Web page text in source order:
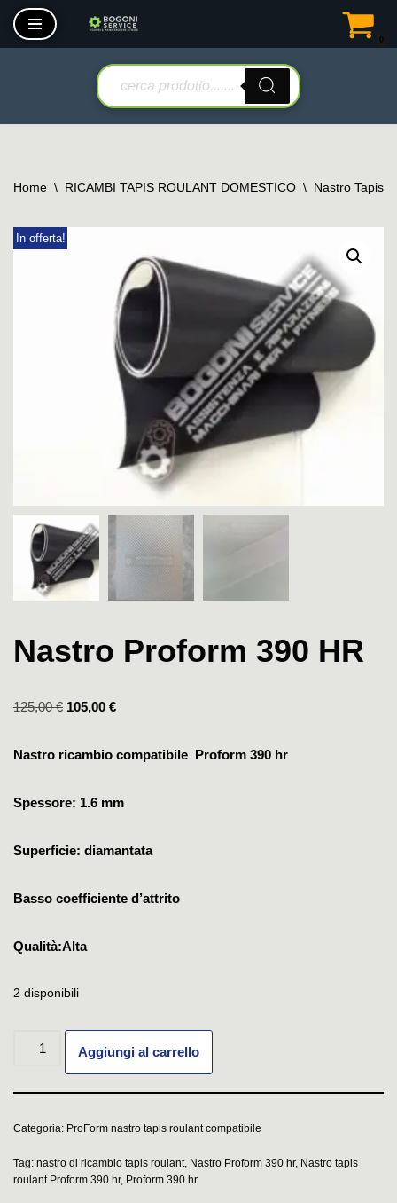
Vai
Home \ RICAMBI TAPIS ROULANT DOMESTICO \ Nastro Tapis
In offerta!
Nastro Proform 390 HR
125,00€ 105,00 €
Nastro ricambio compatibile Proform 390 hr
Spessore: 1.6 mm
Superficie: diamantata
Basso coefficiente d’attrito
Qualità:Alta
2 disponibili
Aggiungi al carrello
Categoria: ProForm nastro tapis roulant compatibile
Tag: nastro di ricambio tapis roulant, Nastro Proform 390 hr, Nastro tapis
roulant Proform 390 hr, Proform 390 hr